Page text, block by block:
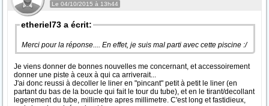
Le 04/10/2015 à 13h44
etheriel73 a écrit:
Merci pour la réponse.... En effet, je suis mal parti avec cette piscine :/
Je viens donner de bonnes nouvelles me concernant, et accessoirement
donner une piste à ceux à qui ca arriverait...
J'ai donc reussi à decoller le liner en "pincant" petit à petit le liner (en
partant du bas de la boucle qui fait le tour du tube), et en le tirant/decollant
legerement du tube, millimetre apres millimetre. C'est long et fastidieux,